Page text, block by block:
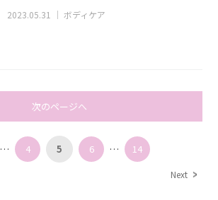
2023.05.31 ｜ボディケア
次のページへ
… 4 5 6 … 14
Next